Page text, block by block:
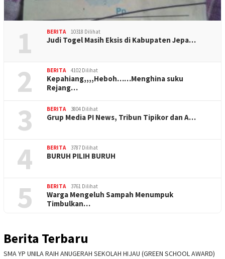
1 BERITA 10318 Dilihat
Judi Togel Masih Eksis di Kabupaten Jepa…
2 BERITA 4102 Dilihat
Kepahiang,,,,Heboh……Menghina suku
Rejang…
3 BERITA 3804 Dilihat
Grup Media PI News, Tribun Tipikor dan A…
4 BERITA 3787 Dilihat
BURUH PILIH BURUH
5 BERITA 3761 Dilihat
Warga Mengeluh Sampah Menumpuk
Timbulkan…
Berita Terbaru
SMA YP UNILA RAIH ANUGERAH SEKOLAH HIJAU (GREEN SCHOOL AWARD)